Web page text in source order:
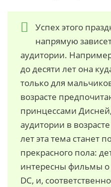
Успех этого
напрямую
аудитории.
до десяти лет она
только для
возрасте
принцессами
аудитории в
лет эта тема станет
прекрасного пола:
интересны фильмы
DC, и,